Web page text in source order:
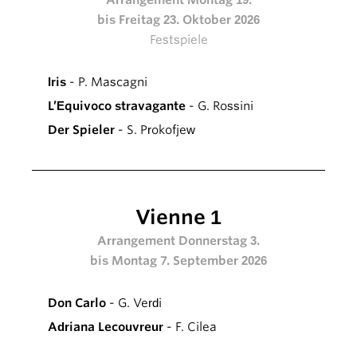
bis Freitag 23. Oktober 2026
Festspiele
Iris - P. Mascagni
L’Equivoco stravagante - G. Rossini
Der Spieler - S. Prokofjew
Vienne 1
Arrangement Donnerstag 3.
bis Montag 7. September 2026
Don Carlo - G. Verdi
Adriana Lecouvreur - F. Cilea